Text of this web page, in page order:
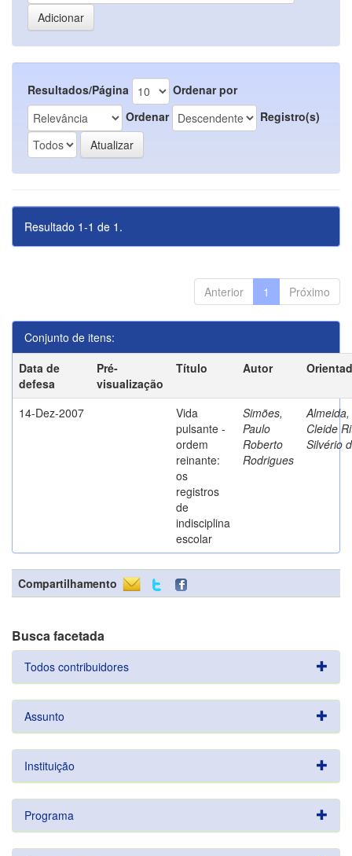
Resultados/Página
Ordenar por
Ordenar
Registro(s)
Resultado 1-1 de 1.
Anterior 1 Próximo
Conjunto de itens:
Data de
defesa
Pré-
visualização
Título Autor
14-Dez-2007
Vida
pulsante -
ordem
reinante:
os
registros
de
indisciplina
escolar
Simões,
Paulo
Roberto
Rodrigues
Almeida,
Cleide
Silvério
Compartilhamento
Busca facetada
Todos contribuidores
Assunto
Instituição
Programa